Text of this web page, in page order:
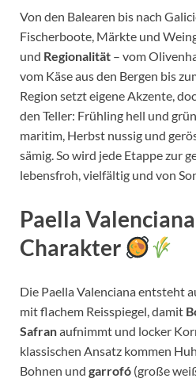
Von den Balearen bis nach
Fischerboote, Märkte und
und Regionalität – vom
vom Käse aus den Bergen bis
Region setzt eigene Akzente,
den Teller: Frühling hell und
maritim, Herbst nussig und
sämig. So wird jede Etappe zur
lebensfroh, vielfältig und von
Paella
Charakter
Die Paella Valenciana entsteht
mit flachem Reisspiegel, damit
Safranaufnimmt und locker
klassischen Ansatz kommen
Bohnen und garrofó (große